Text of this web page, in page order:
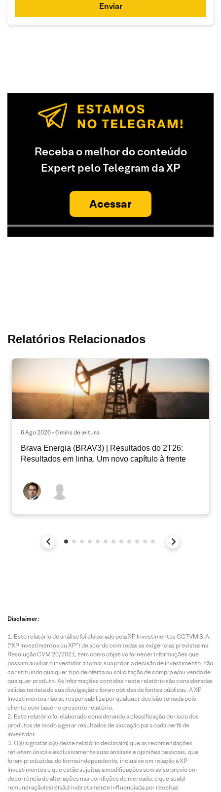
Enviar
Receba o melhor do conteúdo
Expert pelo Telegram da XP
Acessar
Relatórios Relacionados
6 Ago 2026 • 6 mins de leitura
Brava Energia (BRAV3) | Resultados do 2T26:
Resultados em linha. Um novo capítulo à frente
Disclaimer:
Este relatório de análise foi elaborado pela XP Investimentos CCTVM S.A.
(“XP Investimentos ou XP”) de acordo com todas as exigências previstas na
Resolução CVM 20/2021, tem como objetivo fornecer informações que
possam auxiliar o investidor a tomar sua própria decisão de investimento, não
constituindo qualquer tipo de oferta ou solicitação de compra e/ou venda de
qualquer produto. As informações contidas neste relatório são consideradas
válidas na data de sua divulgação e foram obtidas de fontes públicas. A XP
Investimentos não se responsabiliza por qualquer decisão tomada pelo
cliente com base no presente relatório.
Este relatório foi elaborado considerando a classificação de risco dos
produtos de modo a gerar resultados de alocação para cada perfil de
investidor.
O(s) signatário(s) deste relatório declara(m) que as recomendações
refletem única e exclusivamente suas análises e opiniões pessoais, que
foram produzidas de forma independente, inclusive em relação à XP
Investimentos e que estão sujeitas a modificações sem aviso prévio em
decorrência de alterações nas condições de mercado, e que sua(s)
remuneração(es) é(são) indiretamente influenciada por receitas